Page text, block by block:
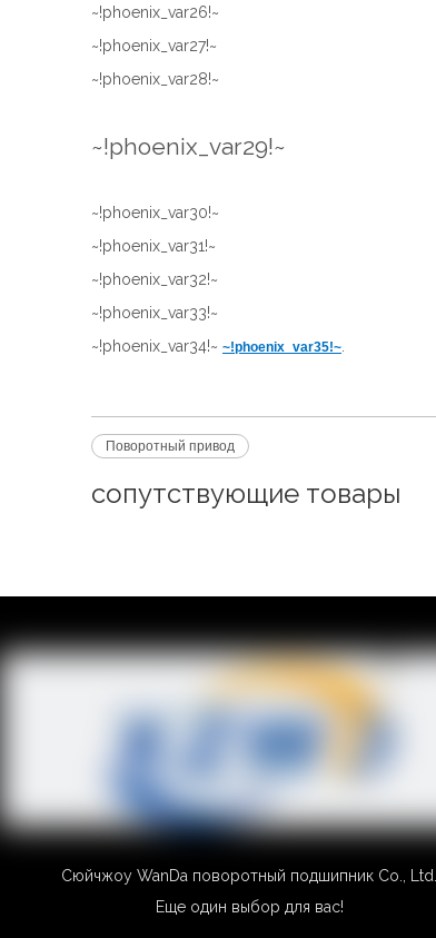
~!phoenix_var26!~
~!phoenix_var27!~
~!phoenix_var28!~
~!phoenix_var29!~
~!phoenix_var30!~
~!phoenix_var31!~
~!phoenix_var32!~
~!phoenix_var33!~
~!phoenix_var34!~ ~!phoenix_var35!~
Поворотный привод
сопутствующие товары
Сюйчжоу WanDa поворотный подшипник Co., Ltd.
Еще один выбор для вас!